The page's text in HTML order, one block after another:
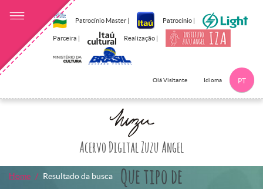
Patrocínio Master | Patrocínio |
Parceira | Realização |
Olá Visitante Idioma PT
Acervo Digital Zuzu Angel
Que tipo de
Home Resultado da busca